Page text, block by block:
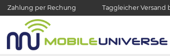
Zahlung per Rechung Taggleicher Versand